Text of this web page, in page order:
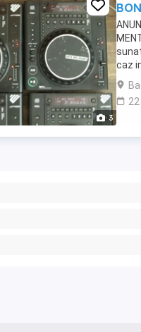
3
caz
cdj